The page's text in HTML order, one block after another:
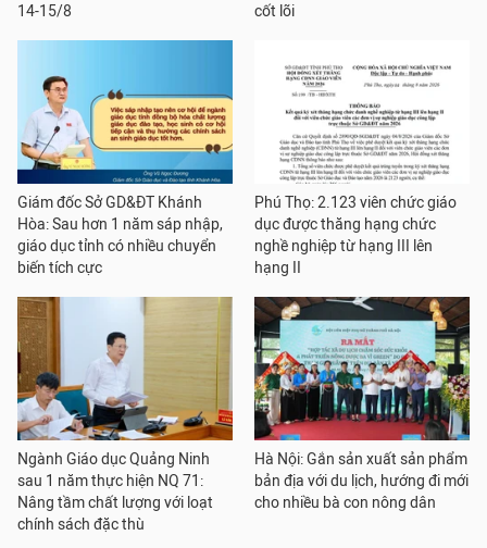
14-15/8
cốt lõi
Giám đốc Sở GD&ĐT Khánh
Hòa: Sau hơn 1 năm sáp nhập,
giáo dục tỉnh có nhiều chuyển
biến tích cực
Phú Thọ: 2.123 viên chức giáo
dục được thăng hạng chức
nghề nghiệp từ hạng III lên
hạng II
Ngành Giáo dục Quảng Ninh
sau 1 năm thực hiện NQ 71:
Nâng tầm chất lượng với loạt
chính sách đặc thù
Hà Nội: Gắn sản xuất sản phẩm
bản địa với du lịch, hướng đi mới
cho nhiều bà con nông dân